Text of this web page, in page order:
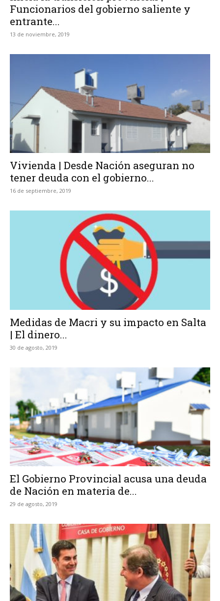
Funcionarios del gobierno saliente y
entrante...
13 de noviembre, 2019
Vivienda | Desde Nación aseguran no
tener deuda con el gobierno...
16 de septiembre, 2019
Medidas de Macri y su impacto en Salta
| El dinero...
30 de agosto, 2019
El Gobierno Provincial acusa una deuda
de Nación en materia de...
29 de agosto, 2019